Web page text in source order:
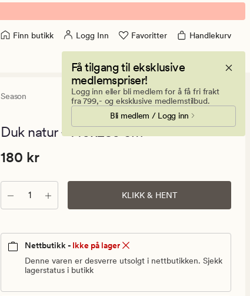
Finn butikk Logg Inn Favoritter Handlekurv
Få tilgang til eksklusive
medlemspriser!
Logg inn eller bli medlem for å få fri frakt
fra 799,- og eksklusive medlemstilbud.
Bli medlem / Logg inn
Season
0
en
0
Duk natur - 140x250 cm
Pris
kr.
Vanlig
pris
kr
Pris 180 kr
180 kr
Antall KLIKK & HENT
Nettbutikk - Ikke på lager
Denne varen er desverre utsolgt i nettbutikken. Sjekk
lagerstatus i butikk